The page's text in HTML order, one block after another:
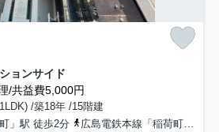
ョンサイド
/共益費5,000円
/築18年 /15階建
」駅 徒歩2分
広島電鉄本線「稲荷町」駅 徒歩3分